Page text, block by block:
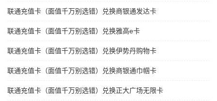
联通充值卡（面值千万别选错）兑换商银通发达卡
联通充值卡（面值千万别选错）兑换雅高e卡
联通充值卡（面值千万别选错）兑换伊势丹购物卡
联通充值卡（面值千万别选错）兑换商银通巾帼卡
联通充值卡（面值千万别选错）兑换正大广场无限卡